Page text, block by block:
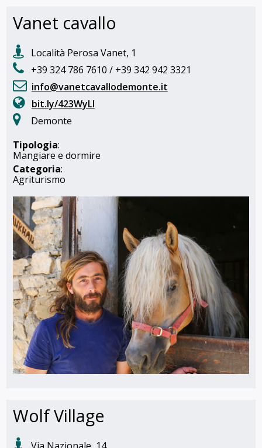
Vanet cavallo
Località Perosa Vanet, 1
+39 324 786 7610 / +39 342 942 3321
info@vanetcavallodemonte.it
bit.ly/423WyLl
Demonte
Tipologia:
Mangiare e dormire
Categoria:
Agriturismo
Wolf Village